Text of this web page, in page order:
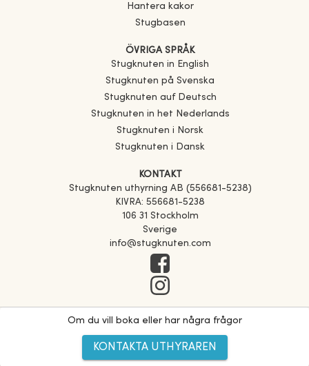
Om du vill boka eller har några frågor
KONTAKTA UTHYRAREN
Hantera kakor
Stugbasen
ÖVRIGA SPRÅK
Stugknuten in English
Stugknuten på Svenska
Stugknuten auf Deutsch
Stugknuten in het Nederlands
Stugknuten i Norsk
Stugknuten i Dansk
KONTAKT
Stugknuten uthyrning AB (556681-5238)
KIVRA: 556681-5238
106 31 Stockholm
Sverige
info@stugknuten.com